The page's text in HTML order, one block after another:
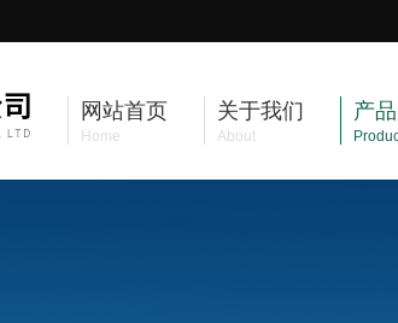
网站首页
Home
关于我们
About
产